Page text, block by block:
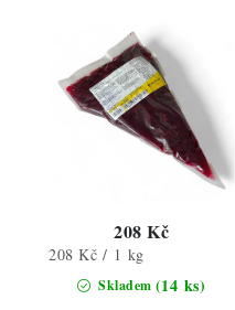
Skladem (14 ks)
208 Kč
Měrná
cena:
208 Kč / 1 kg